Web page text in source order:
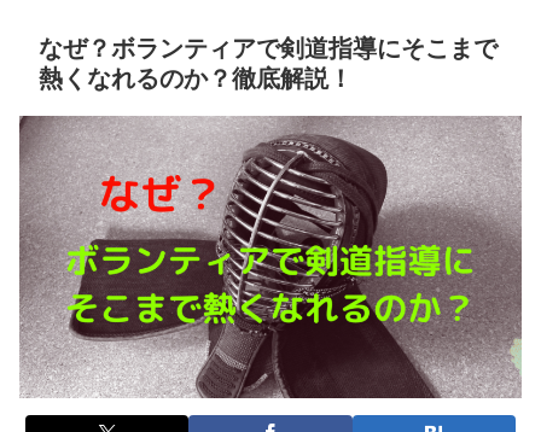
なぜ？ボランティアで剣道指導にそこまで
熱くなれるのか？徹底解説！